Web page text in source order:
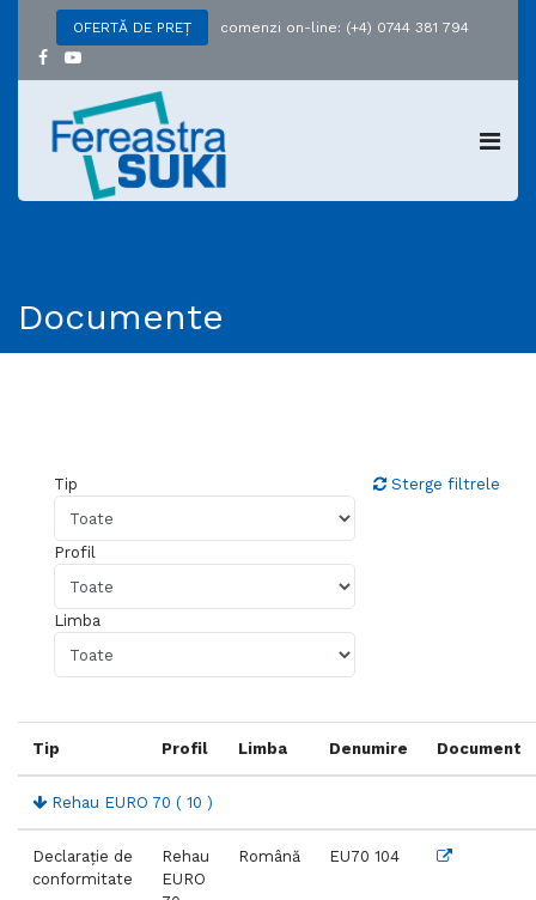
OFERTĂ DE PREȚ comenzi on-line: (+4) 0744 381 794
Documente
Sterge filtrele
Tip
Profil
Limba
Tip Profil Limba Denumire Document
Rehau EURO 70 ( 10 )
Declarație de
conformitate
Rehau
EURO
Română EU70 104